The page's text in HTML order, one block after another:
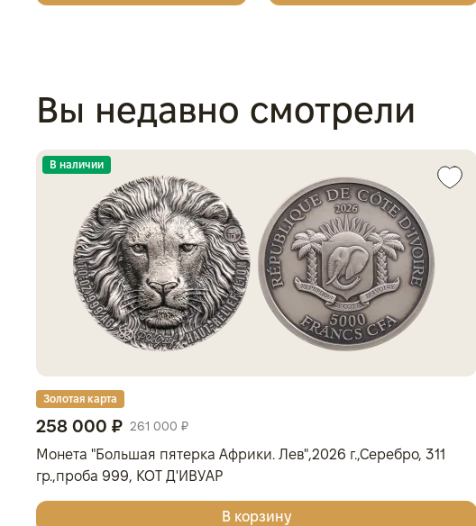
Вы недавно смотрели
В наличии
Золотая карта
258 000 ₽ 261 000 ₽
Монета "Большая пятерка Африки. Лев",2026 г.,Серебро, 311
гр.,проба 999, КОТ Д'ИВУАР
В корзину